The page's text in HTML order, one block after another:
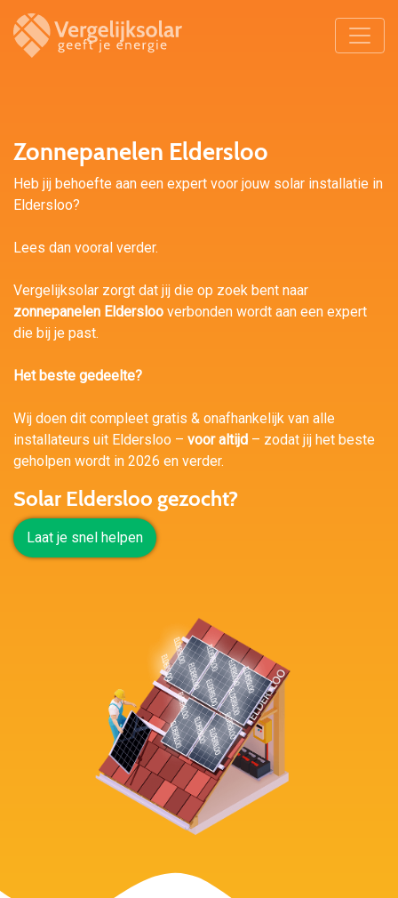
Zonnepanelen Eldersloo
Heb jij behoefte aan een expert voor jouw solar installatie in
Eldersloo?
Lees dan vooral verder.
Vergelijksolar zorgt dat jij die op zoek bent naar
zonnepanelen Eldersloo verbonden wordt aan een expert
die bij je past.
Het beste gedeelte?
Wij doen dit compleet gratis & onafhankelijk van alle
installateurs uit Eldersloo – voor altijd – zodat jij het beste
geholpen wordt in 2026 en verder.
Solar Eldersloo gezocht?
Laat je snel helpen